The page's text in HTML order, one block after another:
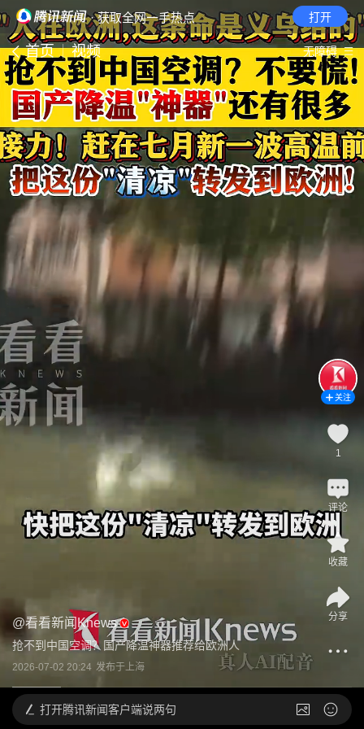
· 获取全网一手热点 打开
首页 视频 无障碍
@看看新闻Knews
抢不到中国空调？国产降温神器推荐给欧洲人
2026-07-02 20:24 发布于上海
关注
1
评论
收藏
分享
打开腾讯新闻客户端说两句